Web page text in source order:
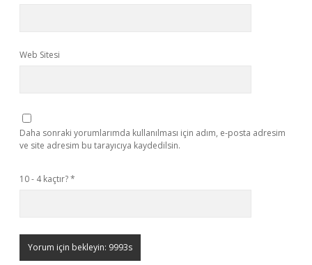
Web Sitesi
Daha sonraki yorumlarımda kullanılması için adım, e-posta adresim
ve site adresim bu tarayıcıya kaydedilsin.
10 - 4 kaçtır?*